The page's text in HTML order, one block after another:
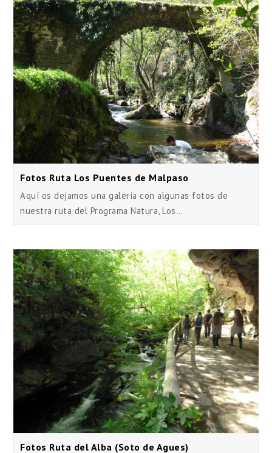
Fotos Ruta Los Puentes de Malpaso
Aquí os dejamos una galería con algunas fotos de
nuestra ruta del Programa Natura, Los…
Fotos Ruta del Alba (Soto de Agues)